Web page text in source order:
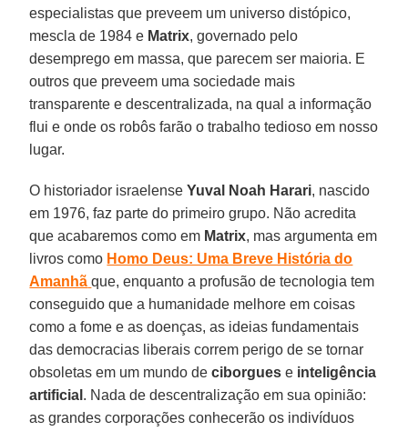
especialistas que preveem um universo distópico,
mescla de 1984 e Matrix, governado pelo
desemprego em massa, que parecem ser maioria. E
outros que preveem uma sociedade mais
transparente e descentralizada, na qual a informação
flui e onde os robôs farão o trabalho tedioso em nosso
lugar.
O historiador israelenseYuval Noah Harari, nascido
em 1976, faz parte do primeiro grupo. Não acredita
que acabaremos como em Matrix, mas argumenta em
livros como Homo Deus: Uma Breve História do
Amanhã que, enquanto a profusão de tecnologia tem
conseguido que a humanidade melhore em coisas
como a fome e as doenças, as ideias fundamentais
das democracias liberais correm perigo de se tornar
obsoletas em um mundo deciborgues e inteligência
artificial . Nada de descentralização em sua opinião:
as grandes corporações conhecerão os indivíduos